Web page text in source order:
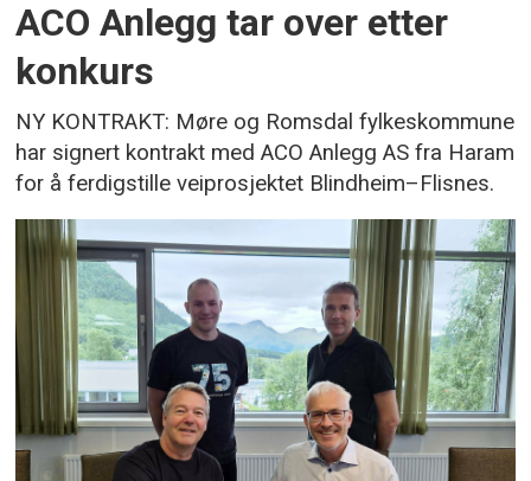
ACO Anlegg tar over etter
konkurs
NY KONTRAKT: Møre og Romsdal fylkeskommune
har signert kontrakt med ACO Anlegg AS fra Haram
for å ferdigstille veiprosjektet Blindheim–Flisnes.